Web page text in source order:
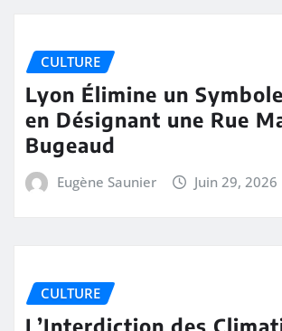
CULTURE
Lyon Élimine un
en Désignant une Rue
Bugeaud
Eugène Saunier Juin 29, 2026
CULTURE
L’Interdiction des